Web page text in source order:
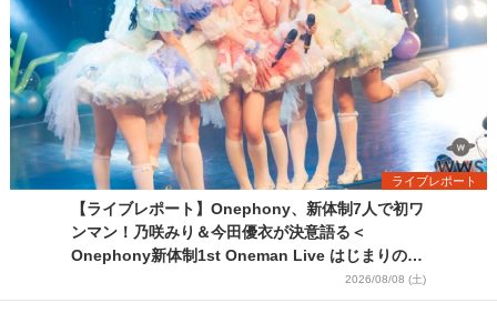
ライブレポート
【ライブレポート】Onephony、新体制7人で初ワ
ンマン！乃咲みり＆今田優衣が決意語る＜
Onephony新体制1st Oneman Live はじまりの夏
2026/08/08 (土)